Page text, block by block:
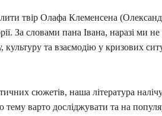
твір Олафа Клеменсена
За словами пана Івана, наразі ми
та взаємодію у кризових
сюжетів, наша література
варто досліджувати та на